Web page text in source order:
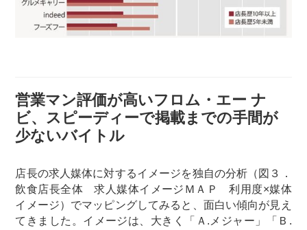
営業マン評価が高いフロム・エー ナ
ビ、スピーディーで掲載までの手間が
少ないバイトル
店長の求人媒体に対するイメージを独自の分析（図３．
飲食店長全体 求人媒体イメージＭＡＰ 利用度×媒体
イメージ）でマッピングしてみると、面白い傾向が見え
てきました。イメージは、大きく「Ａ.メジャー」「Ｂ.